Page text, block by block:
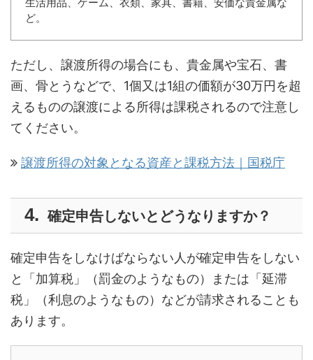
ど。
ただし、譲渡所得の場合にも、貴金属や宝石、書
画、骨とうなどで、1個又は1組の価額が30万円を超
えるものの譲渡による所得は課税されるので注意し
てください。
譲渡所得の対象となる資産と課税方法｜国税庁
確定申告しないとどうなりますか？
確定申告をしなけばならない人が確定申告をしない
と「加算税」（罰金のようなもの）または「延滞
税」（利息のようなもの）などが請求されることも
あります。